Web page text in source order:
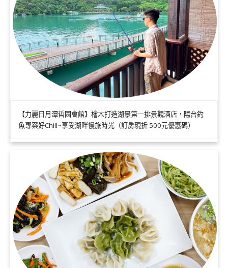
【力麗日月潭哲園會館】檜木打造湖景第一排景觀酒店，陽台釣
魚專案好Chill~享受湖畔慢旅時光（訂房現折 500元優惠碼）